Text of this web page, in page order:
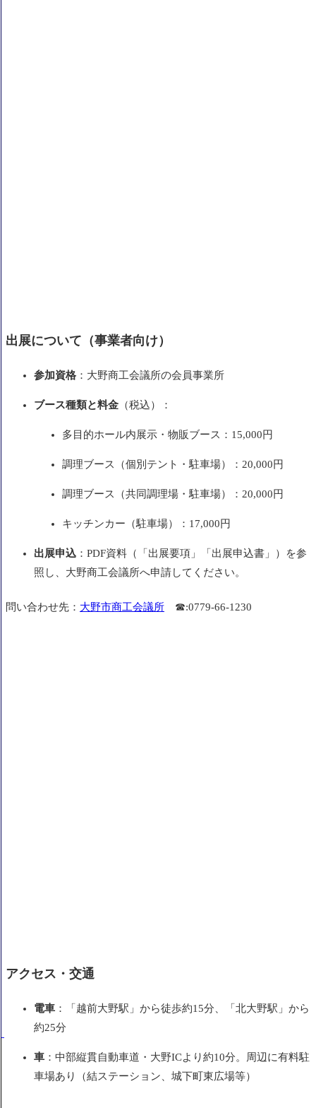
出展について（事業者向け）
参加資格 ：大野商工会議所の会員事業所
ブース種類と料金 （税込）：
多目的ホール内展示・物販ブース：15,000円
調理ブース（個別テント・駐車場）：20,000円
調理ブース（共同調理場・駐車場）：20,000円
キッチンカー（駐車場）：17,000円
出展申込 ：PDF資料（「出展要項」「出展申込書」）を参
照し、大野商工会議所へ申請してください。
問い合わせ先： 大野市商工会議所 ☎:0779-66-1230
アクセス・交通
電車 ：「越前大野駅」から徒歩約15分、「北大野駅」から
約25分
車 ：中部縦貫自動車道・大野ICより約10分。周辺に有料駐
車場あり（結ステーション、城下町東広場等）